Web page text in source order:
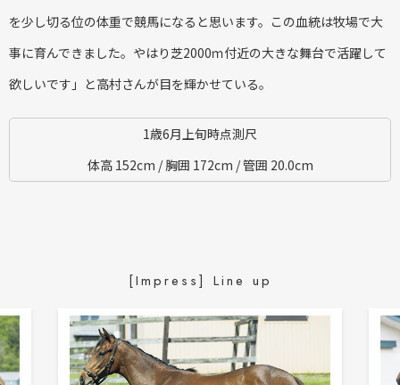
を少し切る位の体重で競馬になると思います。この血統は牧場で大
事に育んできました。やはり芝2000ｍ付近の大きな舞台で活躍して
欲しいです」と高村さんが目を輝かせている。
1歳6月上旬時点測尺
体高 152cm / 胸囲 172cm / 管囲 20.0cm
[Impress] Line up